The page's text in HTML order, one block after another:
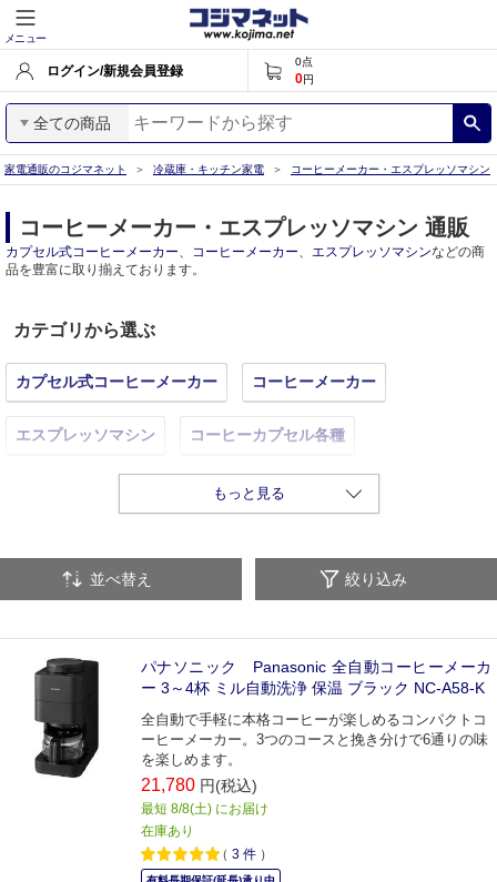
メニュー
ログイン/新規会員登録
0点
0円
全ての商品
家電通販のコジマネット 冷蔵庫・キッチン家電 コーヒーメーカー・エスプレッソマシン
コーヒーメーカー・エスプレッソマシン 通販
カプセル式コーヒーメーカー、 コーヒーメーカー、 エスプレッソマシンなどの商
品を豊富に取り揃えております。
カテゴリから選ぶ
カプセル式コーヒーメーカー コーヒーメーカー
エスプレッソマシン コーヒーカプセル各種
コーヒーフィルター コーヒー豆
もっと見る
並べ替え 絞り込み
パナソニック Panasonic 全自動コーヒーメーカ
ー 3～4杯 ミル自動洗浄 保温 ブラック NC-A58-K
全自動で手軽に本格コーヒーが楽しめるコンパクトコ
ーヒーメーカー。3つのコースと挽き分けで6通りの味
を楽しめます。
21,780 円(税込)
最短 8/8(土) にお届け
在庫あり
（ 3 件 ）